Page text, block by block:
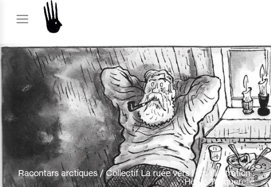
Racontars arctiques / Collectif La ruée vers l'or : Illustration :
Hervé Tanquerelle